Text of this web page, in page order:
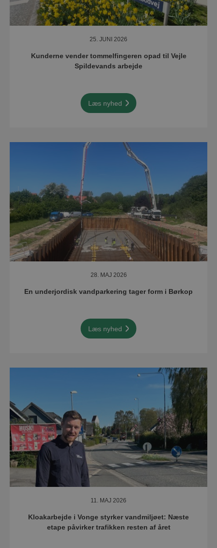
25. JUNI 2026
Kunderne vender tommelfingeren opad til Vejle
Spildevands arbejde
Læs nyhed
28. MAJ 2026
En underjordisk vandparkering tager form i Børkop
Læs nyhed
11. MAJ 2026
Kloakarbejde i Vonge styrker vandmiljøet: Næste
etape påvirker trafikken resten af året